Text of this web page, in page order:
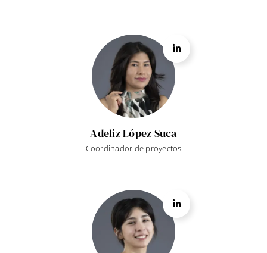
Adeliz López Suca
Coordinador de proyectos